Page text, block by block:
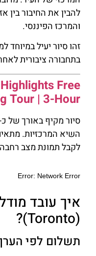
להבין את החיבור בין
והמרכז הפיננסי.
זהו סיור יעיל
בתחבורה ציבורית
Free
Tour | 3-Hour
השיא המרכזיות.
לקבל תמונת מצב
איך עובד
(Toronto)?
תשלום לפי